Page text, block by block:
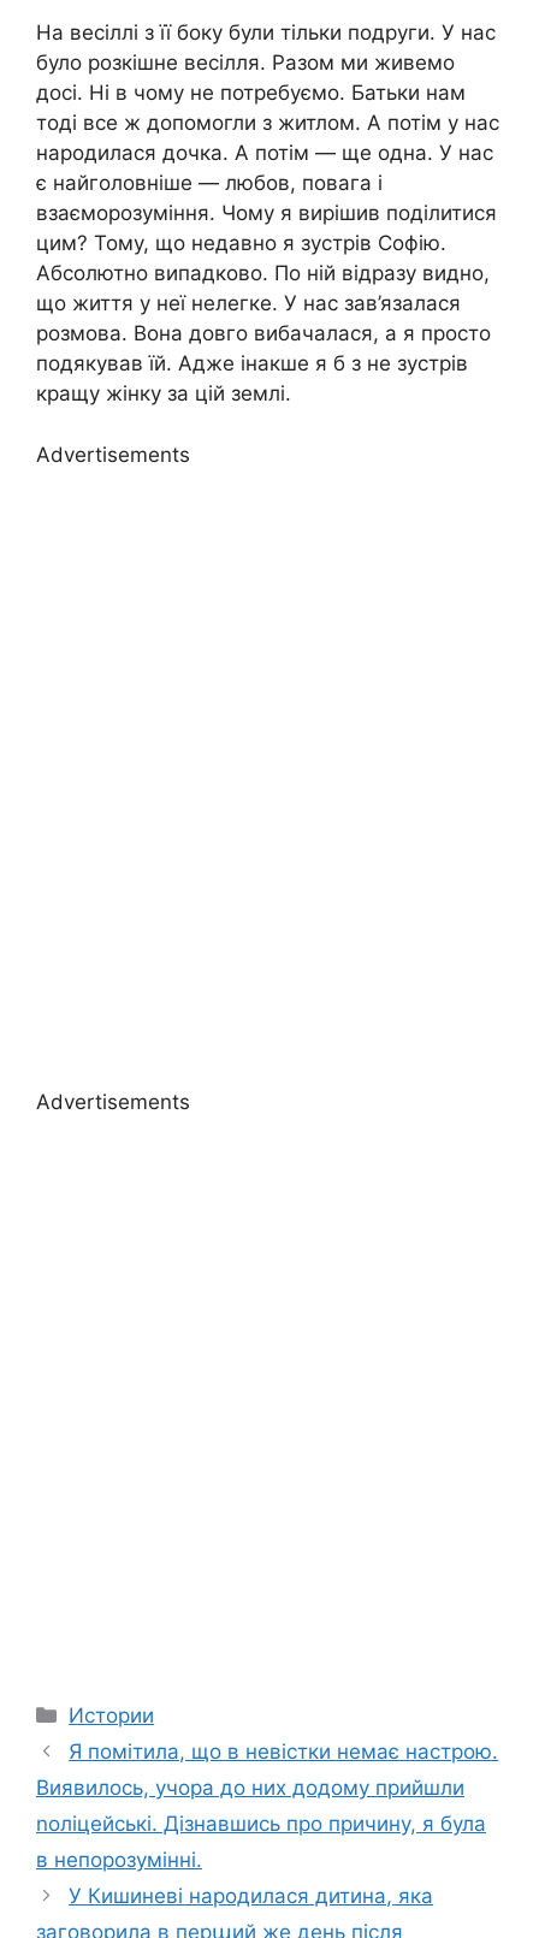
На весіллі з її боку були тільки подруги. У нас
було розкішне весілля. Разом ми живемо
досі. Ні в чому не потребуємо. Батьки нам
тоді все ж допомогли з житлом. А потім у нас
народилася дочка. А потім — ще одна. У нас
є найголовніше — любов, повага і
взаєморозуміння. Чому я вирішив поділитися
цим? Тому, що недавно я зустрів Софію.
Абсолютно випадково. По ній відразу видно,
що життя у неї нелегке. У нас зав’язалася
розмова. Вона довго вибачалася, а я просто
подякував їй. Адже інакше я б з не зустрів
кращу жінку за цій землі.
Advertisements
Advertisements
Categories
Истории
Я помітила, що в невістки немає настpою.
Виявилось, учора до них додому прийшли
nоліцейські. Дізнавшись про причину, я була
в непорозумінні.
У Кишиневі народилася дитина, яка
заговорила в перաий же день після